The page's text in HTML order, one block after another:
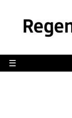
content
☰